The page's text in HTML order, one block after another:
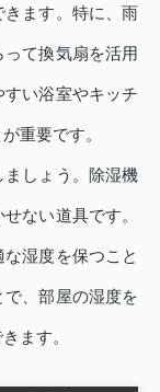
きます。特に、雨
て換気扇を活用
い浴室やキッチ
重要です。
しょう。除湿機
ない道具です。
湿度を保つこと
、部屋の湿度を
ます。